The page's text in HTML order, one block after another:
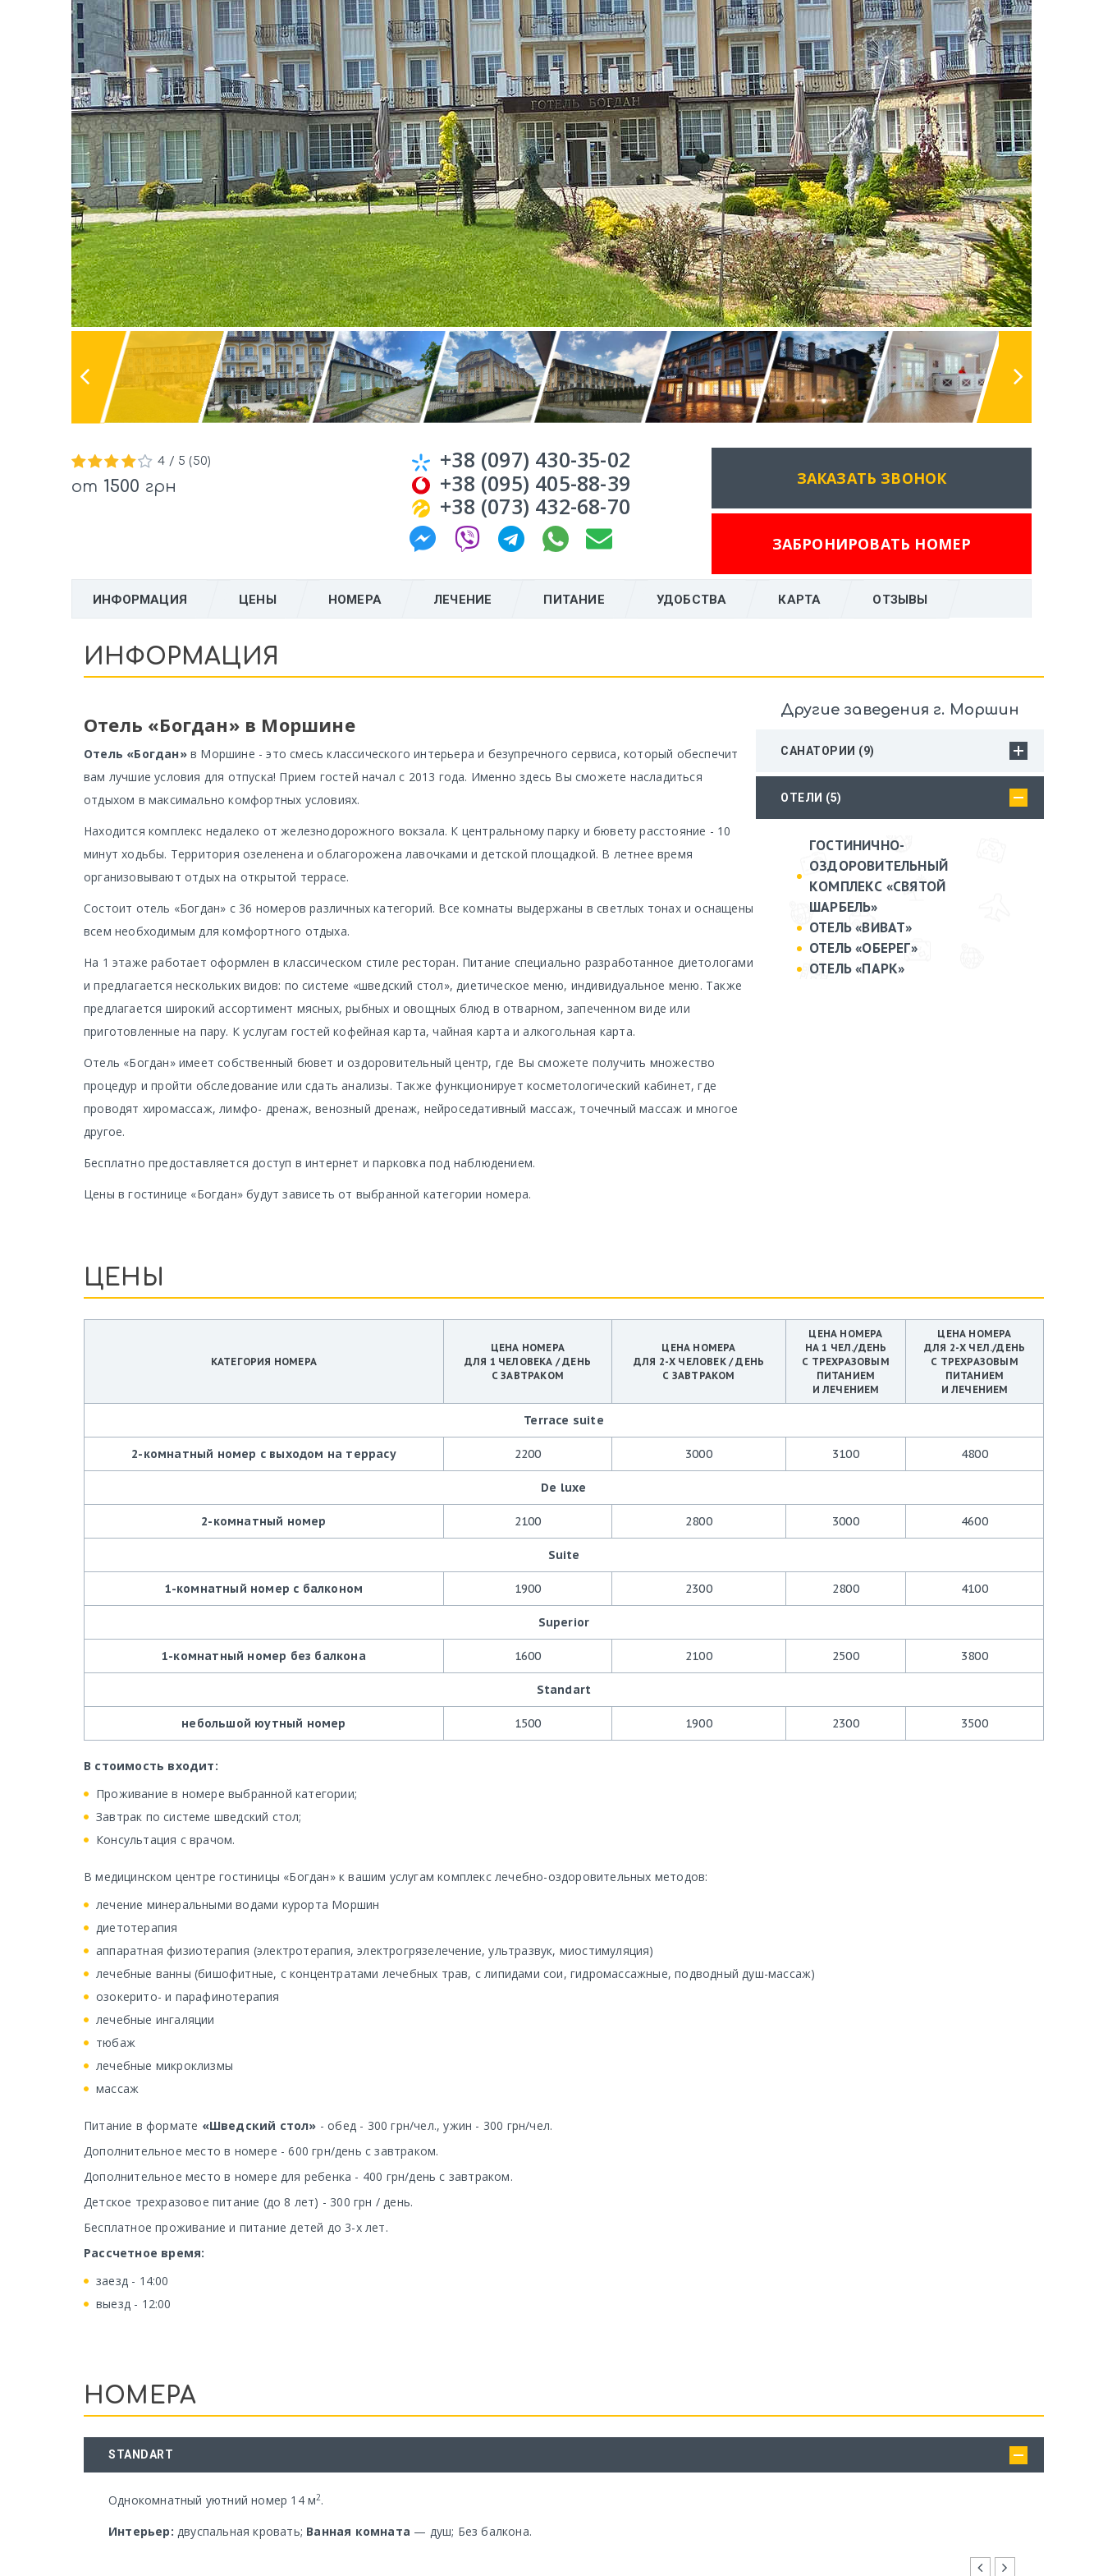
4 / 5 (50)
от 1500 грн
+38 (097) 430-35-02
+38 (095) 405-88-39
+38 (073) 432-68-70
ЗАКАЗАТЬ ЗВОНОК
ЗАБРОНИРОВАТЬ НОМЕР
ИНФОРМАЦИЯ ЦЕНЫ НОМЕРА ЛЕЧЕНИЕ ПИТАНИЕ УДОБСТВА КАРТА ОТЗЫВЫ
ИНФОРМАЦИЯ
Отель «Богдан» в Моршине
Отель «Богдан»в Моршине - это смесь классического интерьера и безупречного сервиса, который обеспечит
вам лучшие условия для отпуска! Прием гостей начал с 2013 года. Именно здесь Вы сможете насладиться
отдыхом в максимально комфортных условиях.
Находится комплекс недалеко от железнодорожного вокзала. К центральному парку и бювету расстояние - 10
минут ходьбы. Территория озеленена и облагорожена лавочками и детской площадкой. В летнее время
организовывают отдых на открытой террасе.
Состоит отель «Богдан» с 36 номеров различных категорий. Все комнаты выдержаны в светлых тонах и оснащены
всем необходимым для комфортного отдыха.
На 1 этаже работает оформлен в классическом стиле ресторан. Питание специально разработанное диетологами
и предлагается нескольких видов: по системе «шведский стол», диетическое меню, индивидуальное меню. Также
предлагается широкий ассортимент мясных, рыбных и овощных блюд в отварном, запеченном виде или
приготовленные на пару. К услугам гостей кофейная карта, чайная карта и алкогольная карта.
Отель «Богдан» имеет собственный бювет и оздоровительный центр, где Вы сможете получить множество
процедур и пройти обследование или сдать анализы. Также функционирует косметологический кабинет, где
проводят хиромассаж, лимфо- дренаж, венозный дренаж, нейроседативный массаж, точечный массаж и многое
другое.
Бесплатно предоставляется доступ в интернет и парковка под наблюдением.
Цены в гостинице «Богдан» будут зависеть от выбранной категории номера.
Другие заведения г. Моршин
САНАТОРИИ (9)
ОТЕЛИ (5)
ГОСТИНИЧНО-
ОЗДОРОВИТЕЛЬНЫЙ
КОМПЛЕКС «СВЯТОЙ
ШАРБЕЛЬ»
ОТЕЛЬ «ВИВАТ»
ОТЕЛЬ «ОБЕРЕГ»
ОТЕЛЬ «ПАРК»
ЦЕНЫ
КАТЕГОРИЯ НОМЕРА
ЦЕНА НОМЕРА
ДЛЯ 1 ЧЕЛОВЕКА / ДЕНЬ
С ЗАВТРАКОМ
ЦЕНА НОМЕРА
ДЛЯ 2-Х ЧЕЛОВЕК / ДЕНЬ
С ЗАВТРАКОМ
ЦЕНА НОМЕРА
НА 1 ЧЕЛ./ДЕНЬ
С ТРЕХРАЗОВЫМ
ПИТАНИЕМ
И ЛЕЧЕНИЕМ
ЦЕНА НОМЕРА
ДЛЯ 2-Х ЧЕЛ./ДЕНЬ
С ТРЕХРАЗОВЫМ
ПИТАНИЕМ
И ЛЕЧЕНИЕМ
Terrace suite
2-комнатный номер с выходом на террасу 2200 3000 3100 4800
De luxe
2-комнатный номер 2100 2800 3000 4600
Suite
1-комнатный номер с балконом 1900 2300 2800 4100
Superior
1-комнатный номер без балкона 1600 2100 2500 3800
Standart
небольшой юутный номер 1500 1900 2300 3500
В стоимость входит:
Проживание в номере выбранной категории;
Завтрак по системе шведский стол;
Консультация с врачом.
В медицинском центре гостиницы «Богдан» к вашим услугам комплекс лечебно-оздоровительных методов:
лечение минеральными водами курорта Моршин
диетотерапия
аппаратная физиотерапия (электротерапия, электрогрязелечение, ультразвук, миостимуляция)
лечебные ванны (бишофитные, с концентратами лечебных трав, с липидами сои, гидромассажные, подводный душ-массаж)
озокерито- и парафинотерапия
лечебные ингаляции
тюбаж
лечебные микроклизмы
массаж
Питание в формате «Шведский стол» - обед - 300 грн/чел., ужин - 300 грн/чел.
Дополнительное место в номере - 600 грн/день с завтраком.
Дополнительное место в номере для ребенка - 400 грн/день с завтраком.
Детское трехразовое питание (до 8 лет) - 300 грн / день.
Бесплатное проживание и питание детей до 3-х лет.
Рассчетное время:
заезд - 14:00
выезд - 12:00
НОМЕРА
STANDART
Однокомнатный уютний номер 14 м2.
Интерьер: двуспальная кровать; Ванная комната — душ; Без балкона.